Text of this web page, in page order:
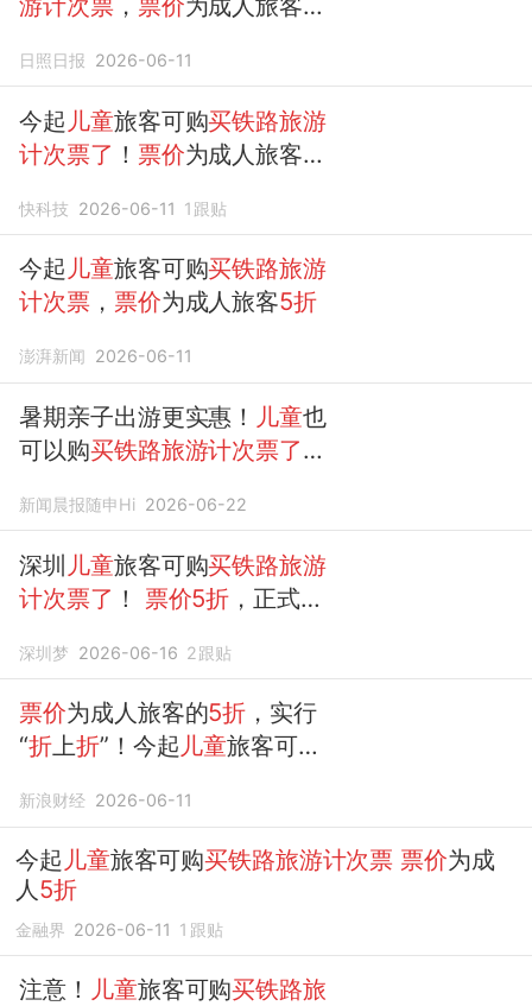
日照日报 2026-06-11
今起 儿童旅客可购买铁路旅游
计次票了 ！ 票价为成人旅客的
快科技 2026-06-11 1 跟贴
今起 儿童旅客可购买铁路旅游
计次票 ， 票价为成人旅客5折
澎湃新闻 2026-06-11
暑期亲子出游更实惠！ 儿童也
可以购买铁路旅游计次票了，
新闻晨报随申Hi 2026-06-22
深圳 儿童旅客可购买铁路旅游
计次票了 ！ 票价5折 ，正式上
深圳梦 2026-06-16 2跟贴
票价为成人旅客的5折 ，实行
“折上折”！今起儿童旅客可购
新浪财经 2026-06-11
今起 儿童旅客可购买铁路旅游计次票 票价为成
人 5折
金融界 2026-06-11 1 跟贴
注意！ 儿童旅客可购买铁路旅